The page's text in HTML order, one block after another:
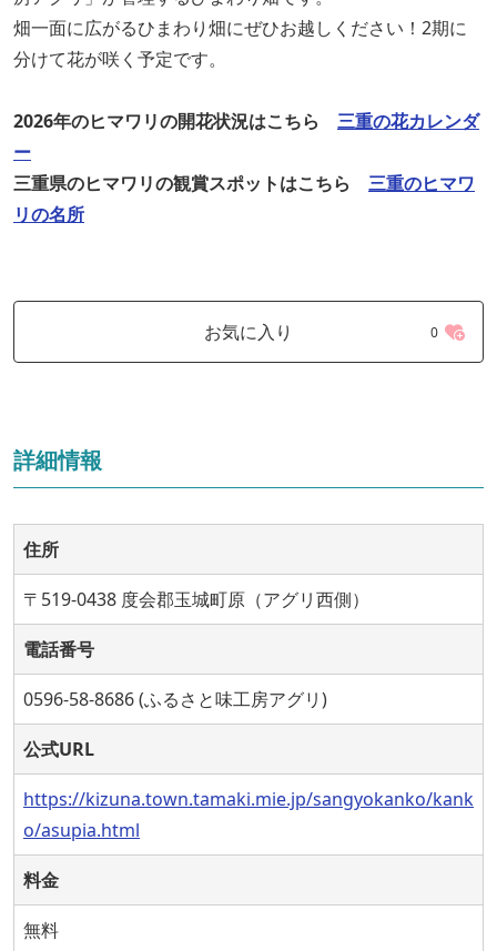
畑一面に広がるひまわり畑にぜひお越しください！2期に
分けて花が咲く予定です。
2026年のヒマワリの開花状況はこちら 三重の花カレンダ
ー
三重県のヒマワリの観賞スポットはこちら 三重のヒマワ
リの名所
お気に入り 0
詳細情報
住所
〒519-0438 度会郡玉城町原（アグリ西側）
電話番号
0596-58-8686 (ふるさと味工房アグリ)
公式URL
https://kizuna.town.tamaki.mie.jp/sangyokanko/kank
o/asupia.html
料金
無料